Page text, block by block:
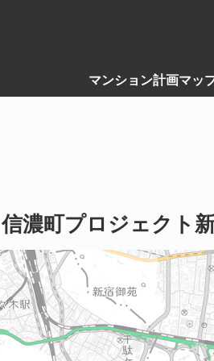
マンション計画マッ
信濃町プロジェクト